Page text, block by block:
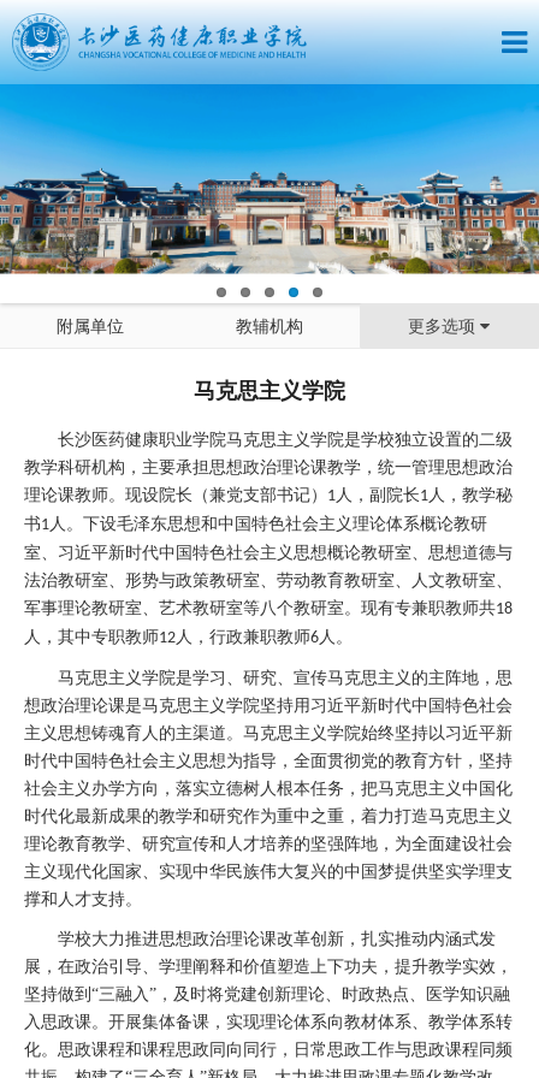
附属单位 教辅机构 更多选项
马克思主义学院
长沙医药健康职业学院马克思主义学院是学校独立设置的二级
教学科研机构，主要承担思想政治理论课教学，统一管理思想政治
理论课教师。现设院长（兼党支部书记） 1人，副院长1人，教学秘
书1人。下设毛泽东思想和中国特色社会主义理论体系概论教研
室、习近平新时代中国特色社会主义思想概论教研室、思想道德与
法治教研室、形势与政策教研室、劳动教育教研室、人文教研室、
军事理论教研室、艺术教研室等八个教研室。现有专兼职教师共18
人，其中专职教师12人，行政兼职教师6人。
马克思主义学院是学习、研究、宣传马克思主义的主阵地，思
想政治理论课是马克思主义学院坚持用习近平新时代中国特色社会
主义思想铸魂育人的主渠道。马克思主义学院始终坚持以习近平新
时代中国特色社会主义思想为指导，全面贯彻党的教育方针，坚持
社会主义办学方向，落实立德树人根本任务，把马克思主义中国化
时代化最新成果的教学和研究作为重中之重，着力打造马克思主义
理论教育教学、研究宣传和人才培养的坚强阵地，为全面建设社会
主义现代化国家、实现中华民族伟大复兴的中国梦提供坚实学理支
撑和人才支持。
学校大力推进思想政治理论课改革创新，扎实推动内涵式发
展，在政治引导、学理阐释和价值塑造上下功夫，提升教学实效，
坚持做到 “三融入”，及时将党建创新理论、时政热点、医学知识融
入思政课。开展集体备课，实现理论体系向教材体系、教学体系转
化。思政课程和课程思政同向同行，日常思政工作与思政课程同频